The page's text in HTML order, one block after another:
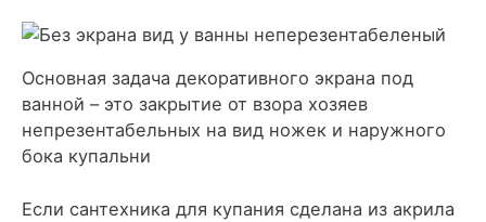
Основная задача декоративного экрана под
ванной – это закрытие от взора хозяев
непрезентабельных на вид ножек и наружного
бока купальни
Если сантехника для купания сделана из акрила